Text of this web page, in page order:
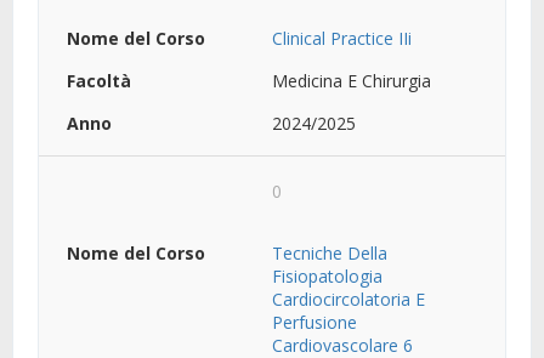
Clinical Practice IIi
Medicina E Chirurgia
2024/2025
0
Tecniche Della
Fisiopatologia
Cardiocircolatoria E
Perfusione
Cardiovascolare 6